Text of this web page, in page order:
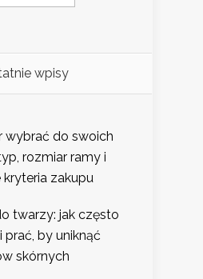
wpisy
wybrać do swoich
rozmiar ramy i
kryteria zakupu
twarzy: jak często
prać, by uniknąć
skórnych